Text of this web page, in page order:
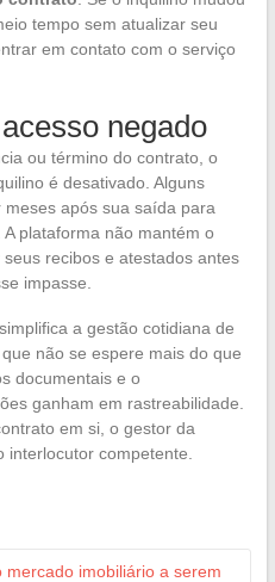
tempo sem atualizar seu
em contato com o serviço
negado
ou término do contrato, o
é desativado. Alguns
após sua saída para
plataforma não mantém o
recibos e atestados antes
impasse.
a gestão cotidiana de
não se espere mais do que
documentais e o
ganham em rastreabilidade.
em si, o gestor da
interlocutor competente.
imobiliário a serem